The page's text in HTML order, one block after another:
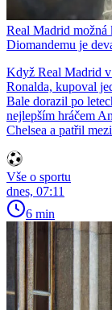
Real Madrid možná
Diomandemu je
Když Real Madrid v
Ronalda, kupoval
Bale dorazil po
nejlepším hráčem
Chelsea a patřil
Vše o sportu
dnes, 07:11
6 min